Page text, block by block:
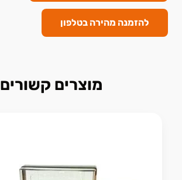
להזמנה מהירה בטלפון
מוצרים קשורים